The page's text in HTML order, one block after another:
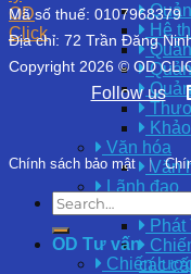
Hệ
Văn hóa
Văn
Lãnh đạo
các
Mã số thuế: 0107968379
Địa chỉ: 72 Trần Đăng
Copyright 2026 © OD
Follow us
Chính sách bảo mật |
OD Tư vấn
Chiến